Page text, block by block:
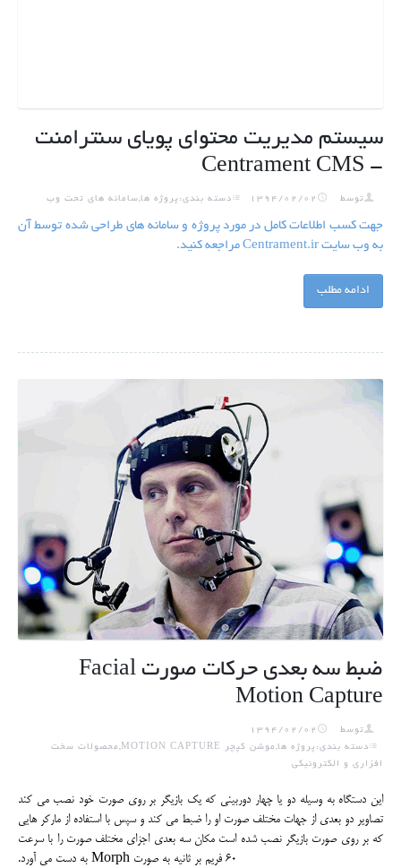
سیستم مدیریت محتوای پویای سنترامنت
- Centrament CMS
توسط 1394/02/02 دسته بندی:پروژه ها,سامانه های تحت وب
جهت کسب اطلاعات کامل در مورد پروژه و سامانه های طراحی شده توسط آن
به وب سایت Centrament.ir مراجعه کنید.
ادامه مطلب
ضبط سه بعدی حرکات صورت Facial
Motion Capture
توسط
1394/02/02
دسته بندی:پروژه ها,موشن کپچر MOTION CAPTURE,محصولات سخت
افزاری و الکترونیکی
این دستگاه به وسیله دو یا چهار دوربینی که یک بازیگر بر روی صورت خود نصب می کند
تصاویر دو بعدی از جهات مختلف صورت او را ضبط می کند و سپس با استفاده از مارکر هایی
که بر روی صورت بازیگر نصب شده است مکان سه بعدی اجزای مختلف صورت را با سرعت
60 فریم بر ثانیه به صورت Morph به دست می آورد.